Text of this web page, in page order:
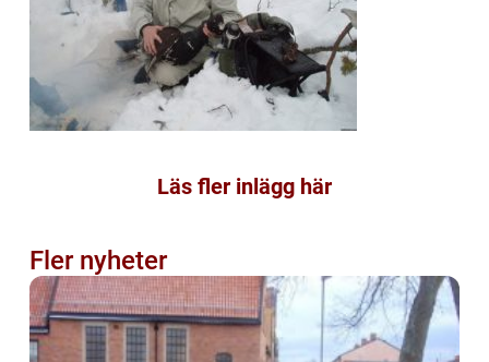
Läs fler inlägg här
Fler nyheter